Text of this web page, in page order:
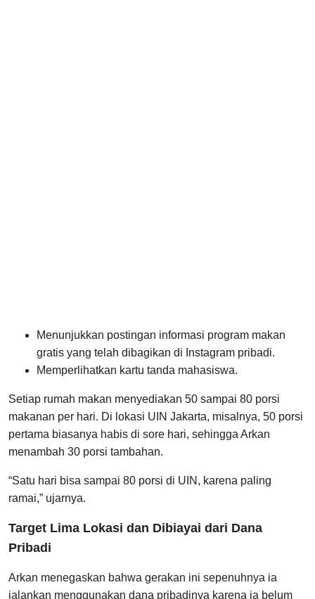
Menunjukkan postingan informasi program makan
gratis yang telah dibagikan di Instagram pribadi.
Memperlihatkan kartu tanda mahasiswa.
Setiap rumah makan menyediakan 50 sampai 80 porsi
makanan per hari. Di lokasi UIN Jakarta, misalnya, 50 porsi
pertama biasanya habis di sore hari, sehingga Arkan
menambah 30 porsi tambahan.
“Satu hari bisa sampai 80 porsi di UIN, karena paling
ramai,” ujarnya.
Target Lima Lokasi dan Dibiayai dari Dana
Pribadi
Arkan menegaskan bahwa gerakan ini sepenuhnya ia
jalankan menggunakan dana pribadinya karena ia belum